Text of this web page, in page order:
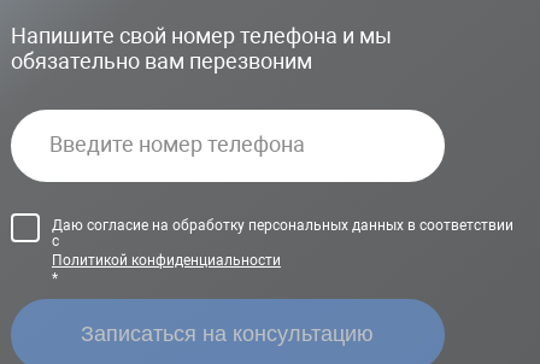
Напишите свой номер телефона и мы
обязательно вам перезвоним
Даю согласие на обработку персональных данных в соответствии
с
Политикой конфиденциальности
*